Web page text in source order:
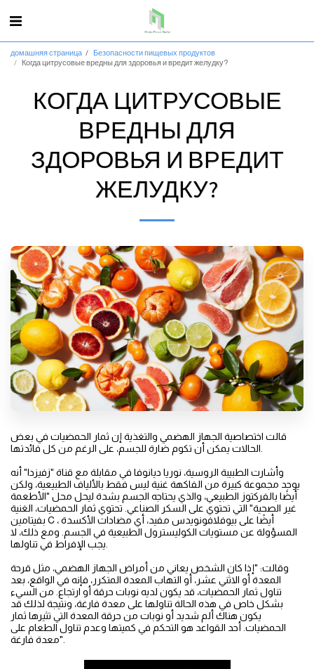
домашняя страница
Безопасности пищевых продуктов
Когда цитрусовые вредны для здоровья и вредит желудку?
КОГДА ЦИТРУСОВЫЕ
ВРЕДНЫ ДЛЯ
ЗДОРОВЬЯ И ВРЕДИТ
ЖЕЛУДКУ?
قالت اختصاصية الجهاز الهضمي والتغذية إن ثمار الحمضيات في بعض
وأشارت الطبيبة الروسية، نوريا ديانوفا في مقابلة مع قناة "زفيزدا" أنه
يوجد مجموعة كبيرة من الفاكهة غنية ليس فقط بالألياف الطبيعية، ولكن
أيضًا بالفركتوز الطبيعي، والذي يحتاجه الجسم بشدة ليحل محل "الأطعمة
غير الصحية" التي تحتوي على السكر الصناعي. تحتوي ثمار الحمضيات، الغنية
بفيتامين C ، أيضًا على بيوفلافونويدس مفيد، أي مضادات الأكسدة
المسؤولة عن مستويات الكوليسترول الطبيعية في الجسم. ومع ذلك، لا
وقالت: "إذا كان الشخص يعاني من أمراض الجهاز الهضمي، مثل قرحة
المعدة أو الاثني عشر، أو التهاب المعدة المتكرر، فإنه في الواقع، بعد
تناول ثمار الحمضيات، قد يكون لديه نوبات حرقة أو ارتجاع. من السيء
بشكل خاص في هذه الحالة تناولها على معدة فارغة، ونتيجة لذلك قد
يكون هناك ألم شديد أو نوبات من حرقة المعدة التي تثيرها ثمار
الحمضيات. أحد القواعد هو التحكم في كميتها وعدم تناول الطعام على
معدة فارغة".